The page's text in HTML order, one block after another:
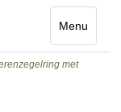
Menu
Toggle
met